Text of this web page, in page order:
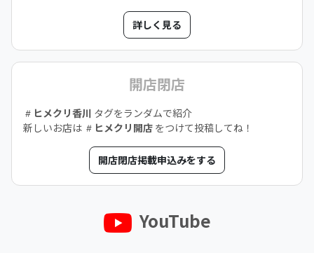
詳しく見る
開店閉店
ヒメクリ香川 タグをランダムで紹介
新しいお店は
ヒメクリ開店 をつけて投稿してね！
開店閉店掲載申込みをする
YouTube